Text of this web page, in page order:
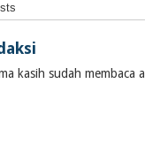
kasih sudah membaca